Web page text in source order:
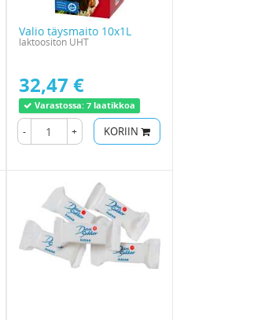
Valio täysmaito 10x1L
laktoositon UHT
32,47 €
Varastossa: 7 laatikkoa
- + KORIIN